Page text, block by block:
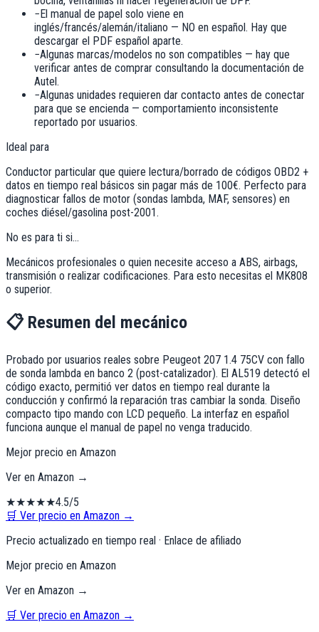
−El manual de papel solo viene en
inglés/francés/alemán/italiano — NO en español. Hay que
descargar el PDF español aparte.
−Algunas marcas/modelos no son compatibles — hay que
verificar antes de comprar consultando la documentación de
Autel.
−Algunas unidades requieren dar contacto antes de conectar
para que se encienda — comportamiento inconsistente
reportado por usuarios.
Ideal para
Conductor particular que quiere lectura/borrado de códigos OBD2 +
datos en tiempo real básicos sin pagar más de 100€. Perfecto para
diagnosticar fallos de motor (sondas lambda, MAF, sensores) en
coches diésel/gasolina post-2001.
No es para ti si...
Mecánicos profesionales o quien necesite acceso a ABS, airbags,
transmisión o realizar codificaciones. Para esto necesitas el MK808
o superior.
📋 Resumen del mecánico
Probado por usuarios reales sobre Peugeot 207 1.4 75CV con fallo
de sonda lambda en banco 2 (post-catalizador). El AL519 detectó el
código exacto, permitió ver datos en tiempo real durante la
conducción y confirmó la reparación tras cambiar la sonda. Diseño
compacto tipo mando con LCD pequeño. La interfaz en español
funciona aunque el manual de papel no venga traducido.
Mejor precio en Amazon
Ver en Amazon →
★★★★★4.5/5
🛒 Ver precio en Amazon →
Precio actualizado en tiempo real · Enlace de afiliado
Mejor precio en Amazon
Ver en Amazon →
🛒 Ver precio en Amazon →